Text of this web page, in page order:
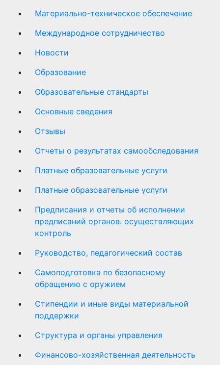
Материально-техническое обеспечение
Международное сотрудничество
Новости
Образование
Образовательные стандарты
Основные сведения
Отзывы
Отчеты о результатах самообследования
Платные образовательные услуги
Платные образовательные услуги
Предписания и отчеты об исполнении
предписаний органов. осуществляющих
контроль
Руководство, педагогический состав
Самоподготовка по безопасному
обращению с оружием
Стипендии и иные виды материальной
поддержки
Структура и органы управления
Финансово-хозяйственная деятельность